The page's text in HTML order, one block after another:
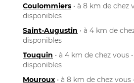
Coulommiers • à 8 km de chez
disponibles
Saint-Augustin • à 4 km de
disponibles
Touquin • à 4 km de chez vous
disponibles
Mouroux • à 8 km de chez